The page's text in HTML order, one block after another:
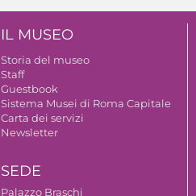
IL MUSEO
Storia del museo
Staff
Guestbook
Sistema Musei di Roma Capitale
Carta dei servizi
Newsletter
SEDE
Palazzo Braschi